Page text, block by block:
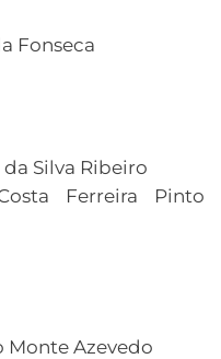
Fonseca
Silva Ribeiro
Ferreira Pinto
Monte Azevedo